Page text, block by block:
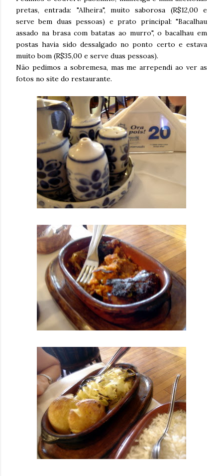
pretas, entrada: "Alheira", muito saborosa (R$12,00 e
serve bem duas pessoas) e prato principal: "Bacalhau
assado na brasa com batatas ao murro", o bacalhau em
postas havia sido dessalgado no ponto certo e estava
muito bom (R$35,00 e serve duas pessoas).
Não pedimos a sobremesa, mas me arrependi ao ver as
fotos no site do restaurante.